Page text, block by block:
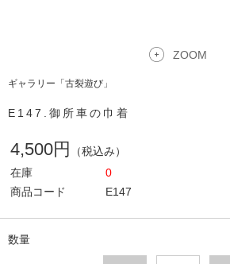
ZOOM
ギャラリー「古裂遊び」
E147.御所車の巾着
4,500円
（税込み）
在庫
0
商品コード
E147
数量